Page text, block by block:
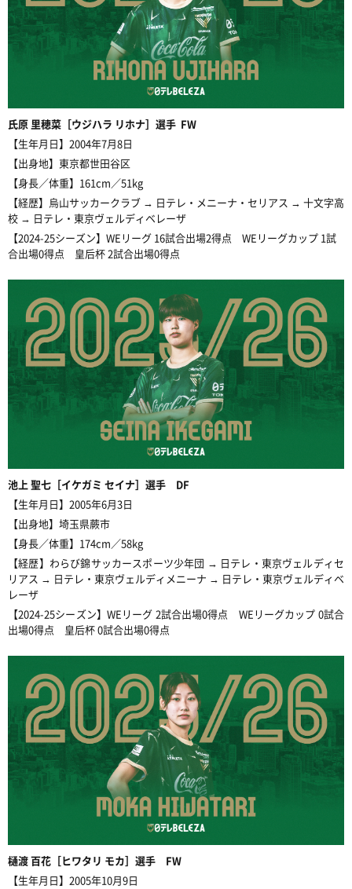
氏原 里穂菜［ウジハラ リホナ］選手 FW
【生年月日】2004年7月8日
【出身地】東京都世田谷区
【身長／体重】161cm／51kg
【経歴】烏山サッカークラブ → 日テレ・メニーナ・セリアス → 十文字高
校 → 日テレ・東京ヴェルディベレーザ
【2024-25シーズン】WEリーグ 16試合出場2得点 WEリーグカップ 1試
合出場0得点 皇后杯 2試合出場0得点
池上聖七 ［イケガミ セイナ］選手 DF
【生年月日】2005年6月3日
【出身地】埼玉県蕨市
【身長／体重】174cm／58kg
【経歴】わらび錦サッカースポーツ少年団 → 日テレ・東京ヴェルディセ
リアス → 日テレ・東京ヴェルディメニーナ → 日テレ・東京ヴェルディベ
レーザ
【2024-25シーズン】WEリーグ 2試合出場0得点 WEリーグカップ 0試合
出場0得点 皇后杯 0試合出場0得点
樋渡百花 ［ヒワタリ モカ］選手 FW
【生年月日】2005年10月9日